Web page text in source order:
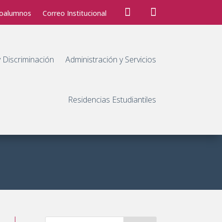
Correo Institucional  
Discriminación Administración y Servicios
Residencias Estudiantiles